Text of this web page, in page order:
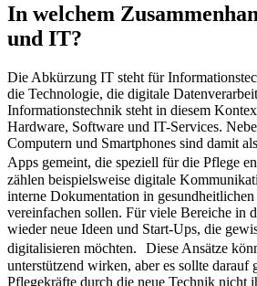
In welchem
und IT?
Die Abkürzung IT steht für
die Technologie, die digitale
Informationstechnik steht in diesem
Hardware, Software und IT-Services.
Computern und Smartphones sind damit
Apps gemeint, die speziell für die Pflege
zählen beispielsweise digitale
interne Dokumentation in
vereinfachen sollen. Für viele Bereiche in
wieder neue Ideen und Start-Ups, die
digitalisieren möchten. Diese Ansätze
unterstützend wirken, aber es sollte darauf
Pflegekräfte durch die neue Technik nicht